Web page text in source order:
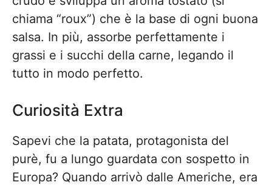
chiama “roux”) che è la base di ogni buona
salsa. In più, assorbe perfettamente i
grassi e i succhi della carne, legando il
tutto in modo perfetto.
Curiosità Extra
Sapevi che la patata, protagonista del
purè, fu a lungo guardata con sospetto in
Europa? Quando arrivò dalle Americhe, era